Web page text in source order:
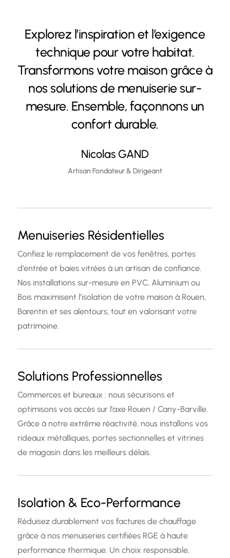
Explorez l’inspiration et l’exigence
technique pour votre habitat.
Transformons votre maison grâce à
nos solutions de menuiserie sur-
mesure. Ensemble, façonnons un
confort durable.
Nicolas GAND
Artisan Fondateur & Dirigeant
Menuiseries Résidentielles
Confiez le remplacement de vos fenêtres, portes
d’entrée et baies vitrées à un artisan de confiance.
Nos installations sur-mesure en PVC, Aluminium ou
Bois maximisent l’isolation de votre maison à Rouen,
Barentin et ses alentours, tout en valorisant votre
patrimoine.
Solutions Professionnelles
Commerces et bureaux : nous sécurisons et
optimisons vos accès sur l’axe Rouen / Cany-Barville.
Grâce à notre extrême réactivité, nous installons vos
rideaux métalliques, portes sectionnelles et vitrines
de magasin dans les meilleurs délais.
Isolation & Eco-Performance
Réduisez durablement vos factures de chauffage
grâce à nos menuiseries certifiées RGE à haute
performance thermique. Un choix responsable,